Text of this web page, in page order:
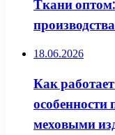
Ткани
18.06.2026
Как
особенности
меховыми